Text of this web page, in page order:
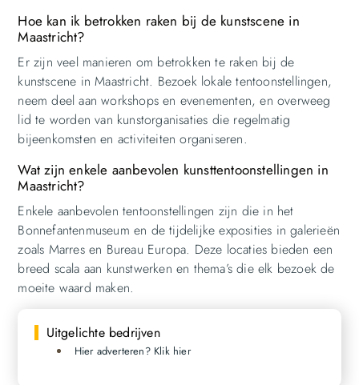
Hoe kan ik betrokken raken bij de kunstscene in
Maastricht?
Er zijn veel manieren om betrokken te raken bij de
kunstscene in Maastricht. Bezoek lokale tentoonstellingen,
neem deel aan workshops en evenementen, en overweeg
lid te worden van kunstorganisaties die regelmatig
bijeenkomsten en activiteiten organiseren.
Wat zijn enkele aanbevolen kunsttentoonstellingen in
Maastricht?
Enkele aanbevolen tentoonstellingen zijn die in het
Bonnefantenmuseum en de tijdelijke exposities in galerieën
zoals Marres en Bureau Europa. Deze locaties bieden een
breed scala aan kunstwerken en thema’s die elk bezoek de
moeite waard maken.
Uitgelichte bedrijven
Hier adverteren? Klik hier